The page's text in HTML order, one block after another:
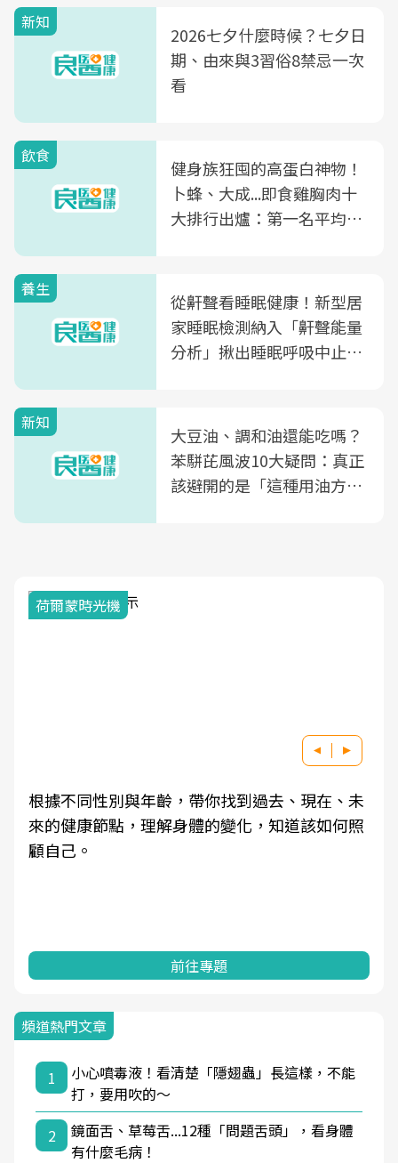
新知
2026七夕什麼時候？七夕日
期、由來與3習俗8禁忌一次
看
飲食
健身族狂囤的高蛋白神物！
卜蜂、大成...即食雞胸肉十
大排行出爐：第一名平均一
養生
從鼾聲看睡眠健康！新型居
家睡眠檢測納入「鼾聲能量
分析」揪出睡眠呼吸中止症
新知
大豆油、調和油還能吃嗎？
苯駢芘風波10大疑問：真正
該避開的是「這種用油方
荷爾蒙時光機
根據不同性別與年齡，帶你找到過去、現在、未
來的健康節點，理解身體的變化，知道該如何照
顧自己。
前往專題
頻道熱門文章
1
小心噴毒液！看清楚「隱翅蟲」長這樣，不能
打，要用吹的～
2
鏡面舌、草莓舌...12種「問題舌頭」，看身體
有什麼毛病！